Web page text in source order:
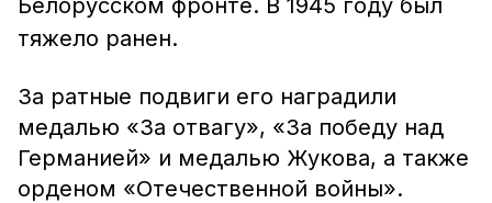
Белорусском фронте. В 1945 году был
тяжело ранен.
За ратные подвиги его наградили
медалью «За отвагу», «За победу над
Германией» и медалью Жукова, а также
орденом «Отечественной войны».